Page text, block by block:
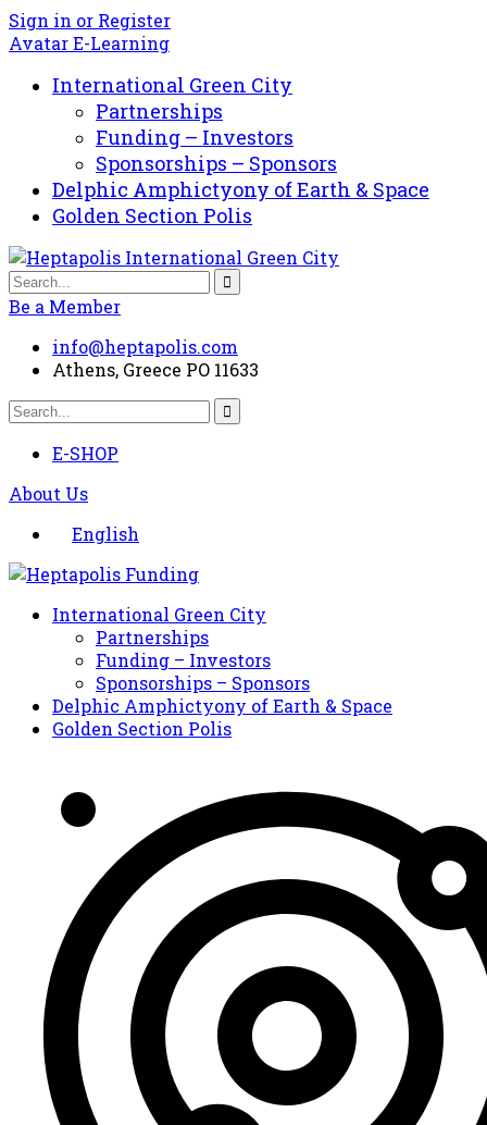
Sign in or Register
Avatar E-Learning
International Green City
Partnerships
Funding – Investors
Sponsorships – Sponsors
Delphic Amphictyony of Earth & Space
Golden Section Polis
Be a Member
info@heptapolis.com
Athens, Greece PO 11633
E-SHOP
About Us
English
International Green City
Partnerships
Funding – Investors
Sponsorships – Sponsors
Delphic Amphictyony of Earth & Space
Golden Section Polis